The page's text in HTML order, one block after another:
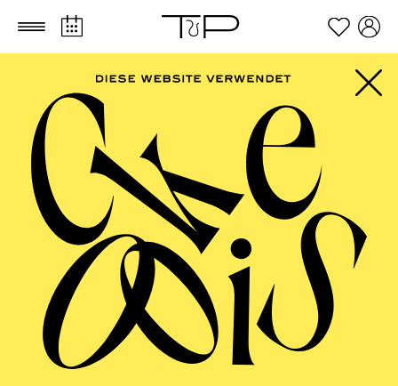
Zum Hauptinhalt springen Zum Footer springen